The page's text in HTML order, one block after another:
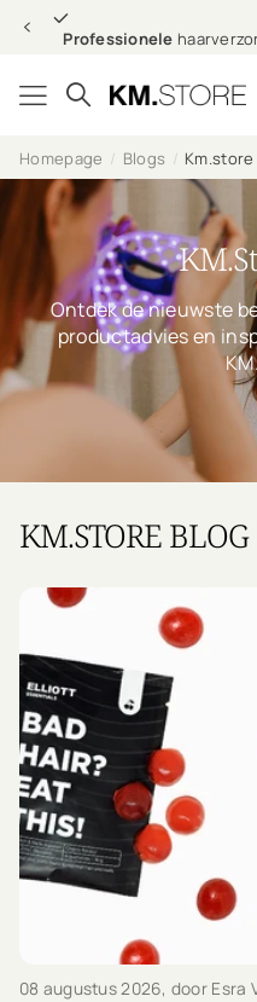
Professionele
Homepage Blogs
Ontdek de nieuwste
productadvies en
KM.STORE BLOG
08 augustus 2026, door Esra